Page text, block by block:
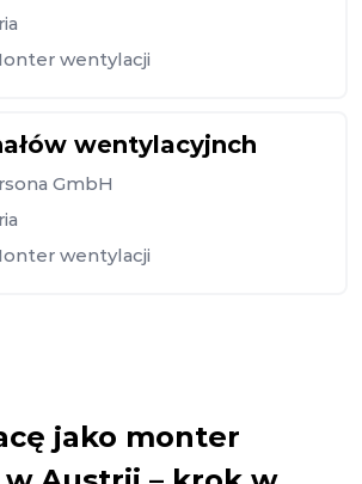
wentylacji
wentylacyjnch
GmbH
wentylacji
jako monter